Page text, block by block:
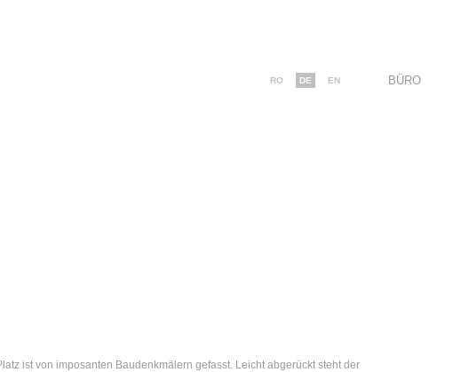
RO DE EN BÜRO
ist von imposanten Baudenkmälern gefasst. Leicht abgerückt steht der